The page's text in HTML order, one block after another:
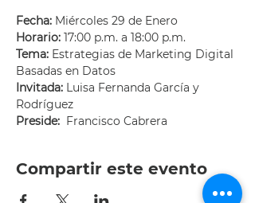
Fecha: Miércoles 29 de Enero
Horario: 17:00 p.m. a 18:00 p.m.
Tema: Estrategias de Marketing Digital
Basadas en Datos
Invitada: Luisa Fernanda García y
Rodríguez
Preside: Francisco Cabrera
Compartir este evento